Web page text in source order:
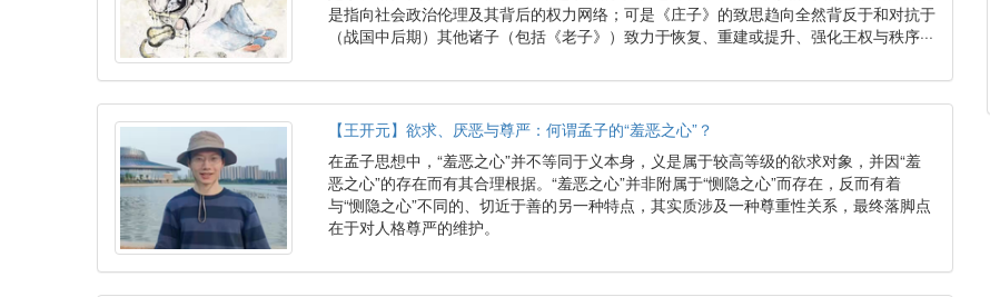
是指向社会政治伦理及其背后的权力网络；可是《庄子》的致思趋向全然背反于和对抗于
（战国中后期）其他诸子（包括《老子》）致力于恢复、重建或提升、强化王权与秩序···
【王开元】欲求、厌恶与尊严：何谓孟子的“羞恶之心”？
在孟子思想中，“羞恶之心”并不等同于义本身，义是属于较高等级的欲求对象，并因“羞
恶之心”的存在而有其合理根据。“羞恶之心”并非附属于“恻隐之心”而存在，反而有着
与“恻隐之心”不同的、切近于善的另一种特点，其实质涉及一种尊重性关系，最终落脚点
在于对人格尊严的维护。